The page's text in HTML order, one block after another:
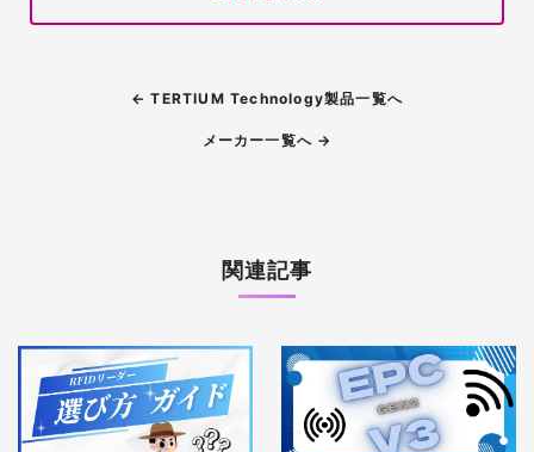
← TERTIUM Technology製品一覧へ
メーカー一覧へ →
関連記事